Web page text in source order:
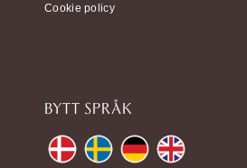
Cookie policy
BYTT SPRÅK